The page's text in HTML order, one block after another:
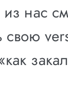
из нас
свою